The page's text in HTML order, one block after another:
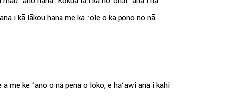
i kā lākou hana me ka ʻole o ka pono no nā
me ke ʻano o nā pena o loko, e hāʻawi ana i kahi